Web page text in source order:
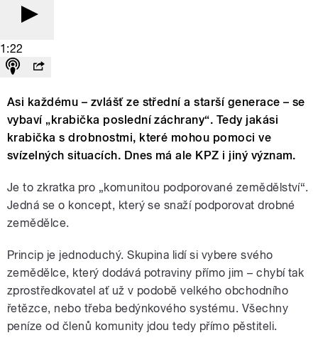
1:22
Asi každému – zvlášť ze střední a starší generace – se
vybaví „krabička poslední záchrany“. Tedy jakási
krabička s drobnostmi, které mohou pomoci ve
svízelných situacích. Dnes má ale KPZ i jiný význam.
Je to zkratka pro „komunitou podporované zemědělství“.
Jedná se o koncept, který se snaží podporovat drobné
zemědělce.
Princip je jednoduchý. Skupina lidí si vybere svého
zemědělce, který dodává potraviny přímo jim – chybí tak
zprostředkovatel ať už v podobě velkého obchodního
řetězce, nebo třeba bedýnkového systému. Všechny
peníze od členů komunity jdou tedy přímo pěstiteli.